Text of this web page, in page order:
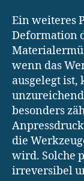
Ein weiteres
Deformation
wenn das
ausgelegt
besonders
die
wird. Solche
irreversibel